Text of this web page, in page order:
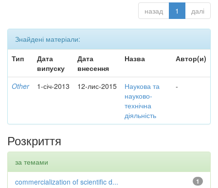
назад 1 далі
Знайдені матеріали:
Тип
Дата
випуску
Дата
внесення
Назва Автор(и)
Other 1-січ-2013 12-лис-2015
Наукова та
науково-
технічна
діяльність
-
Розкриття
за темами
1
commercialization of scientific d...